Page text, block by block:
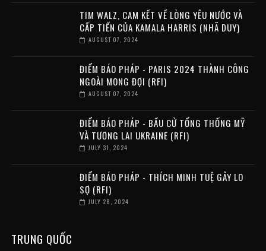
TIM WALZ, CAM KẾT VỀ LÒNG YÊU NƯỚC VÀ
CẤP TIẾN CỦA KAMALA HARRIS (NHÃ DUY)
AUGUST 07, 2024
ĐIỂM BÁO PHÁP - PARIS 2024 THÀNH CÔNG
NGOÀI MONG ĐỢI (RFI)
AUGUST 07, 2024
ĐIỂM BÁO PHÁP - BẦU CỬ TỔNG THỐNG MỸ
VÀ TƯƠNG LAI UKRAINE (RFI)
JULY 31, 2024
ĐIỂM BÁO PHÁP - THÍCH MINH TUỆ GÂY LO
SỢ (RFI)
JULY 28, 2024
TRUNG QUỐC